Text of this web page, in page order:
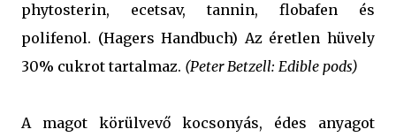
phytosterin, ecetsav, tannin, flobafen és
polifenol. (Hagers Handbuch) Az éretlen hüvely
30% cukrot tartalmaz. (Peter Betzell: Edible pods)
A magot körülvevő kocsonyás, édes anyagot